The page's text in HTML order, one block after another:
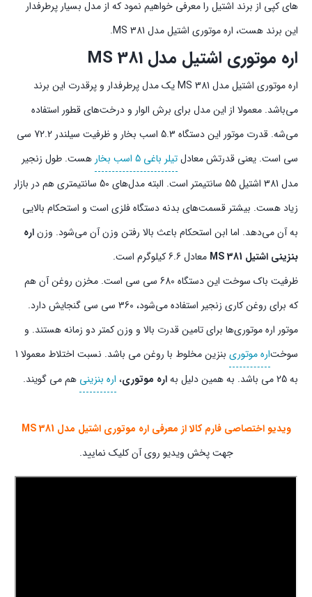
های کپی از برند اشتیل را معرفی خواهیم نمود که از مدل بسیار پرطرفدار
این برند هست، اره موتوری اشتیل مدل MS 381.
اره موتوری اشتیل مدل MS 381
اره موتوری اشتیل مدل MS 381 یک مدل پرطرفدار و پرقدرت این برند
می‌باشد. معمولا از این مدل برای برش الوار و درخت‌های قطور استفاده
می‌شه. قدرت موتور این دستگاه 5.3 اسب بخار و ظرفیت سیلندر 72.2 سی
سی است. یعنی قدرتش معادلتیلر باغی 5 اسب بخار
هست. طول زنجیر
مدل 381 اشتیل 55 سانتیمتر است. البته مدل‌های 50 سانتیمتری هم در بازار
زیاد هست. بیشتر قسمت‌های بدنه دستگاه فلزی است و استحکام بالایی
به آن می‌دهد. اما ابن استحکام باعث بالا رفتن وزن آن می‌شود. وزناره
بنزینی اشتیل MS 381
ظرفیت باک سوخت این دستگاه 680 سی سی است. مخزن روغن آن هم
که برای روغن کاری زنجیر استفاده می‌شود، 360 سی سی گنجایش دارد.
موتور اره موتوری‌ها برای تامین قدرت بالا و وزن کمتر دو زمانه هستند. و
سوختاره موتوری
بنزین مخلوط با روغن می باشد. نسبت اختلاط معمولا 1
به 25 می باشد. به همین دلیل به
اره موتوری، اره بنزینی هم می گویند.
ویدیو اختصاصی فارم کالا از معرفی اره موتوری اشتیل مدل MS 381
جهت پخش ویدیو روی آن کلیک نمایید.